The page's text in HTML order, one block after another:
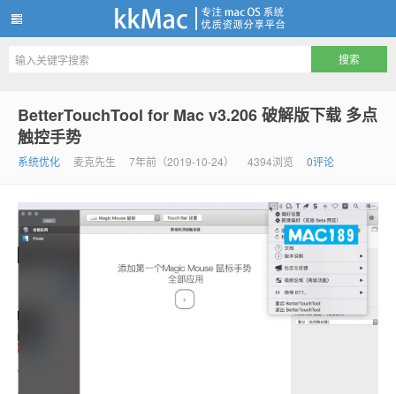
BetterTouchTool for Mac v3.206 破解版下载 多点
触控手势
系统优化 麦克先生 7年前（2019-10-24） 4394浏览 0评论